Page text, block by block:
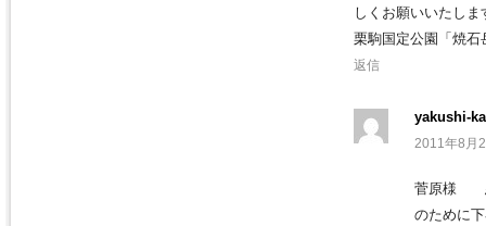
しくお願いいた
栗駒国定公園「焼石
返信
yakushi-
2011年8月
菅原様 悪
のために